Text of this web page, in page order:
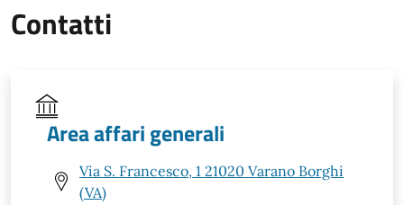
Contatti
Area affari generali
Via S. Francesco, 1 21020 Varano Borghi
(VA)